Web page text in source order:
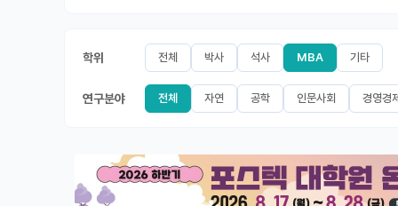
학위 전체 박사 석사 MBA 기타
연구분야 전체 자연 공학 인문사회 경영경